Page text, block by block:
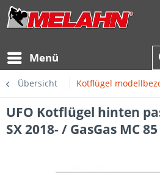
Menü
Übersicht Kotflügel
UFO Kotflügel hinten
SX 2018- / GasGas MC